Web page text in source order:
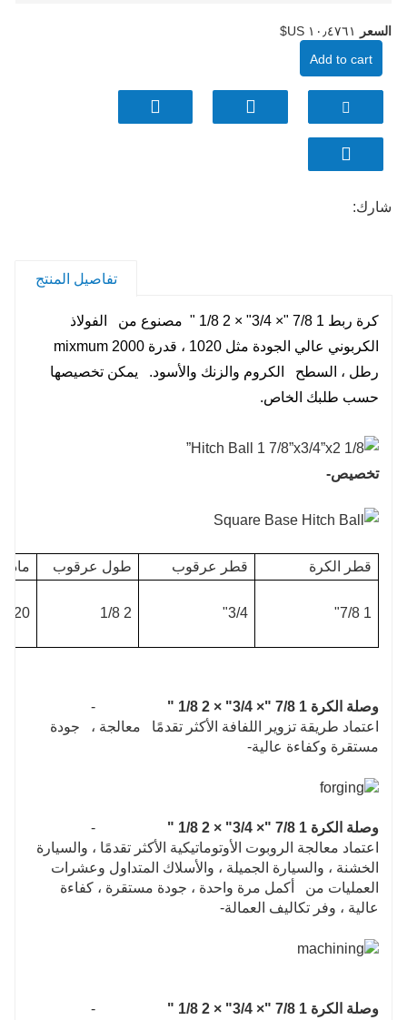
السعر
١٠٫٤٧٦١ US$
Add to cart
شارك:
تفاصيل المنتج
كرة ربط 1 7/8 "× 3/4" × 2 1/8 " مصنوع من الفولاذ
الكربوني عالي الجودة مثل 1020 ، قدرة mixmum 2000
رطل ، السطح الكروم والزنك والأسود. يمكن تخصيصها
حسب طلبك الخاص.
تخصيص-
قطر الكرة قطر عرقوب طول عرقوب مادي
1 7/8"
3/4"
2 1/8
وصلة الكرة 1 7/8 "× 3/4" × 2 1/8 "
-
اعتماد طريقة تزوير اللفافة الأكثر تقدمًا معالجة ، جودة
مستقرة وكفاءة عالية-
وصلة الكرة 1 7/8 "× 3/4" × 2 1/8 "
-
اعتماد معالجة الروبوت الأوتوماتيكية الأكثر تقدمًا ، والسيارة
الخشنة ، والسيارة الجميلة ، والأسلاك المتداول وعشرات
العمليات من أكمل مرة واحدة ، جودة مستقرة ، كفاءة
عالية ، وفر تكاليف العمالة-
وصلة الكرة 1 7/8 "× 3/4" × 2 1/8 " -